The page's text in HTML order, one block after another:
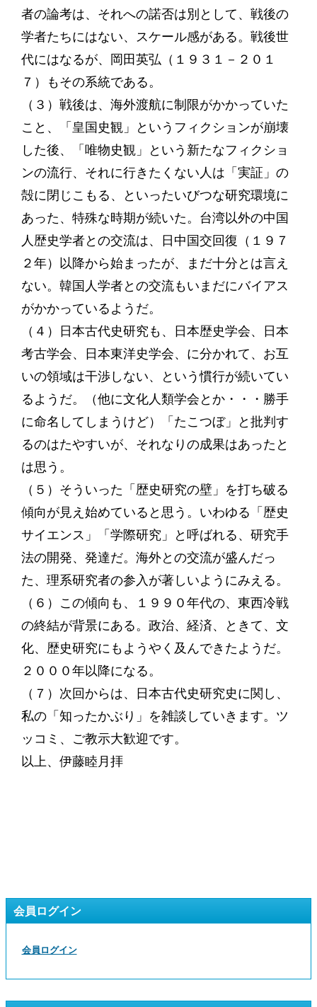
者の論考は、それへの諾否は別として、戦後の
学者たちにはない、スケール感がある。戦後世
代にはなるが、岡田英弘（１９３１－２０１
７）もその系統である。
（３）戦後は、海外渡航に制限がかかっていた
こと、「皇国史観」というフィクションが崩壊
した後、「唯物史観」という新たなフィクショ
ンの流行、それに行きたくない人は「実証」の
殻に閉じこもる、といったいびつな研究環境に
あった、特殊な時期が続いた。台湾以外の中国
人歴史学者との交流は、日中国交回復（１９７
２年）以降から始まったが、まだ十分とは言え
ない。韓国人学者との交流もいまだにバイアス
がかかっているようだ。
（４）日本古代史研究も、日本歴史学会、日本
考古学会、日本東洋史学会、に分かれて、お互
いの領域は干渉しない、という慣行が続いてい
るようだ。（他に文化人類学会とか・・・勝手
に命名してしまうけど）「たこつぼ」と批判す
るのはたやすいが、それなりの成果はあったと
は思う。
（５）そういった「歴史研究の壁」を打ち破る
傾向が見え始めていると思う。いわゆる「歴史
サイエンス」「学際研究」と呼ばれる、研究手
法の開発、発達だ。海外との交流が盛んだっ
た、理系研究者の参入が著しいようにみえる。
（６）この傾向も、１９９０年代の、東西冷戦
の終結が背景にある。政治、経済、ときて、文
化、歴史研究にもようやく及んできたようだ。
２０００年以降になる。
（７）次回からは、日本古代史研究史に関し、
私の「知ったかぶり」を雑談していきます。ツ
ッコミ、ご教示大歓迎です。
以上、伊藤睦月拝
会員ログイン
会員ログイン